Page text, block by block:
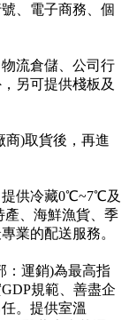
、電子商務、個
流倉儲、公司行
另可提供棧板及
商)取貨後，再進
提供冷藏0℃~7℃及
、海鮮漁貨、季
業的配送服務。
：運銷)為最高指
規範、善盡企
。提供室溫